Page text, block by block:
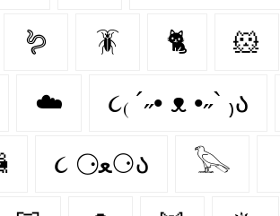
🪱 🪳 🐈 🐹
☁️ ૮₍ ´˶• ᴥ •˶` ₎ა
૮ ⚆ﻌ⚆ა 𓅂